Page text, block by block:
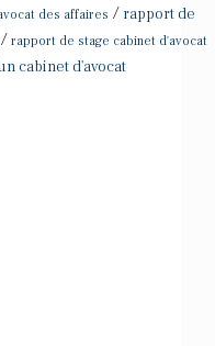
des affaires / rapport de
/ rapport de stage cabinet d'avocat
cabinet d'avocat